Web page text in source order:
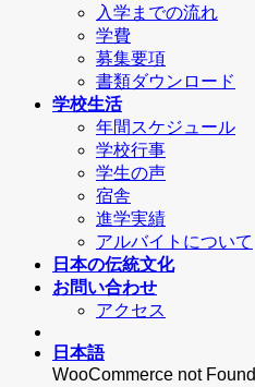
入学までの流れ
学費
募集要項
書類ダウンロード
学校生活
年間スケジュール
学校行事
学生の声
宿舎
進学実績
アルバイトについて
日本の伝統文化
お問い合わせ
アクセス
日本語
WooCommerce not Found